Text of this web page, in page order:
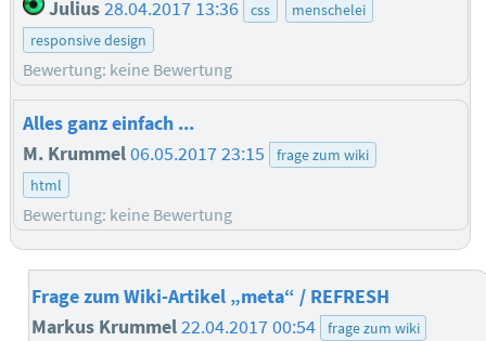
Julius28.04.2017 13:36 css
menschelei
responsive design
Bewertung: keine Bewertung
Alles ganz einfach ...
M. Krummel06.05.2017 23:15
frage zum wiki
html
Bewertung: keine Bewertung
Frage zum Wiki-Artikel „meta“ / REFRESH
Markus Krummel22.04.2017 00:54
frage zum wiki